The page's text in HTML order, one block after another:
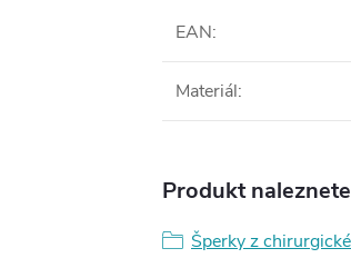
EAN:
Materiál:
Produkt
Šperky z